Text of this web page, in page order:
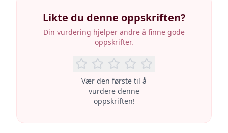
Likte du denne oppskriften?
Din vurdering hjelper andre å finne gode
oppskrifter.
Vær den første til å
vurdere denne
oppskriften!